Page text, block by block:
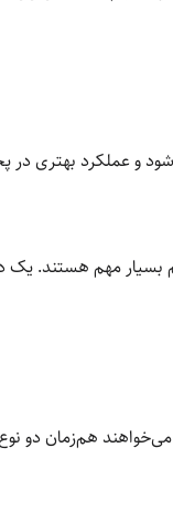
سریع‌تر گرم می‌شود و عملکرد
بسیار مهم هستند. یک
می‌خواهند هم‌زمان دو